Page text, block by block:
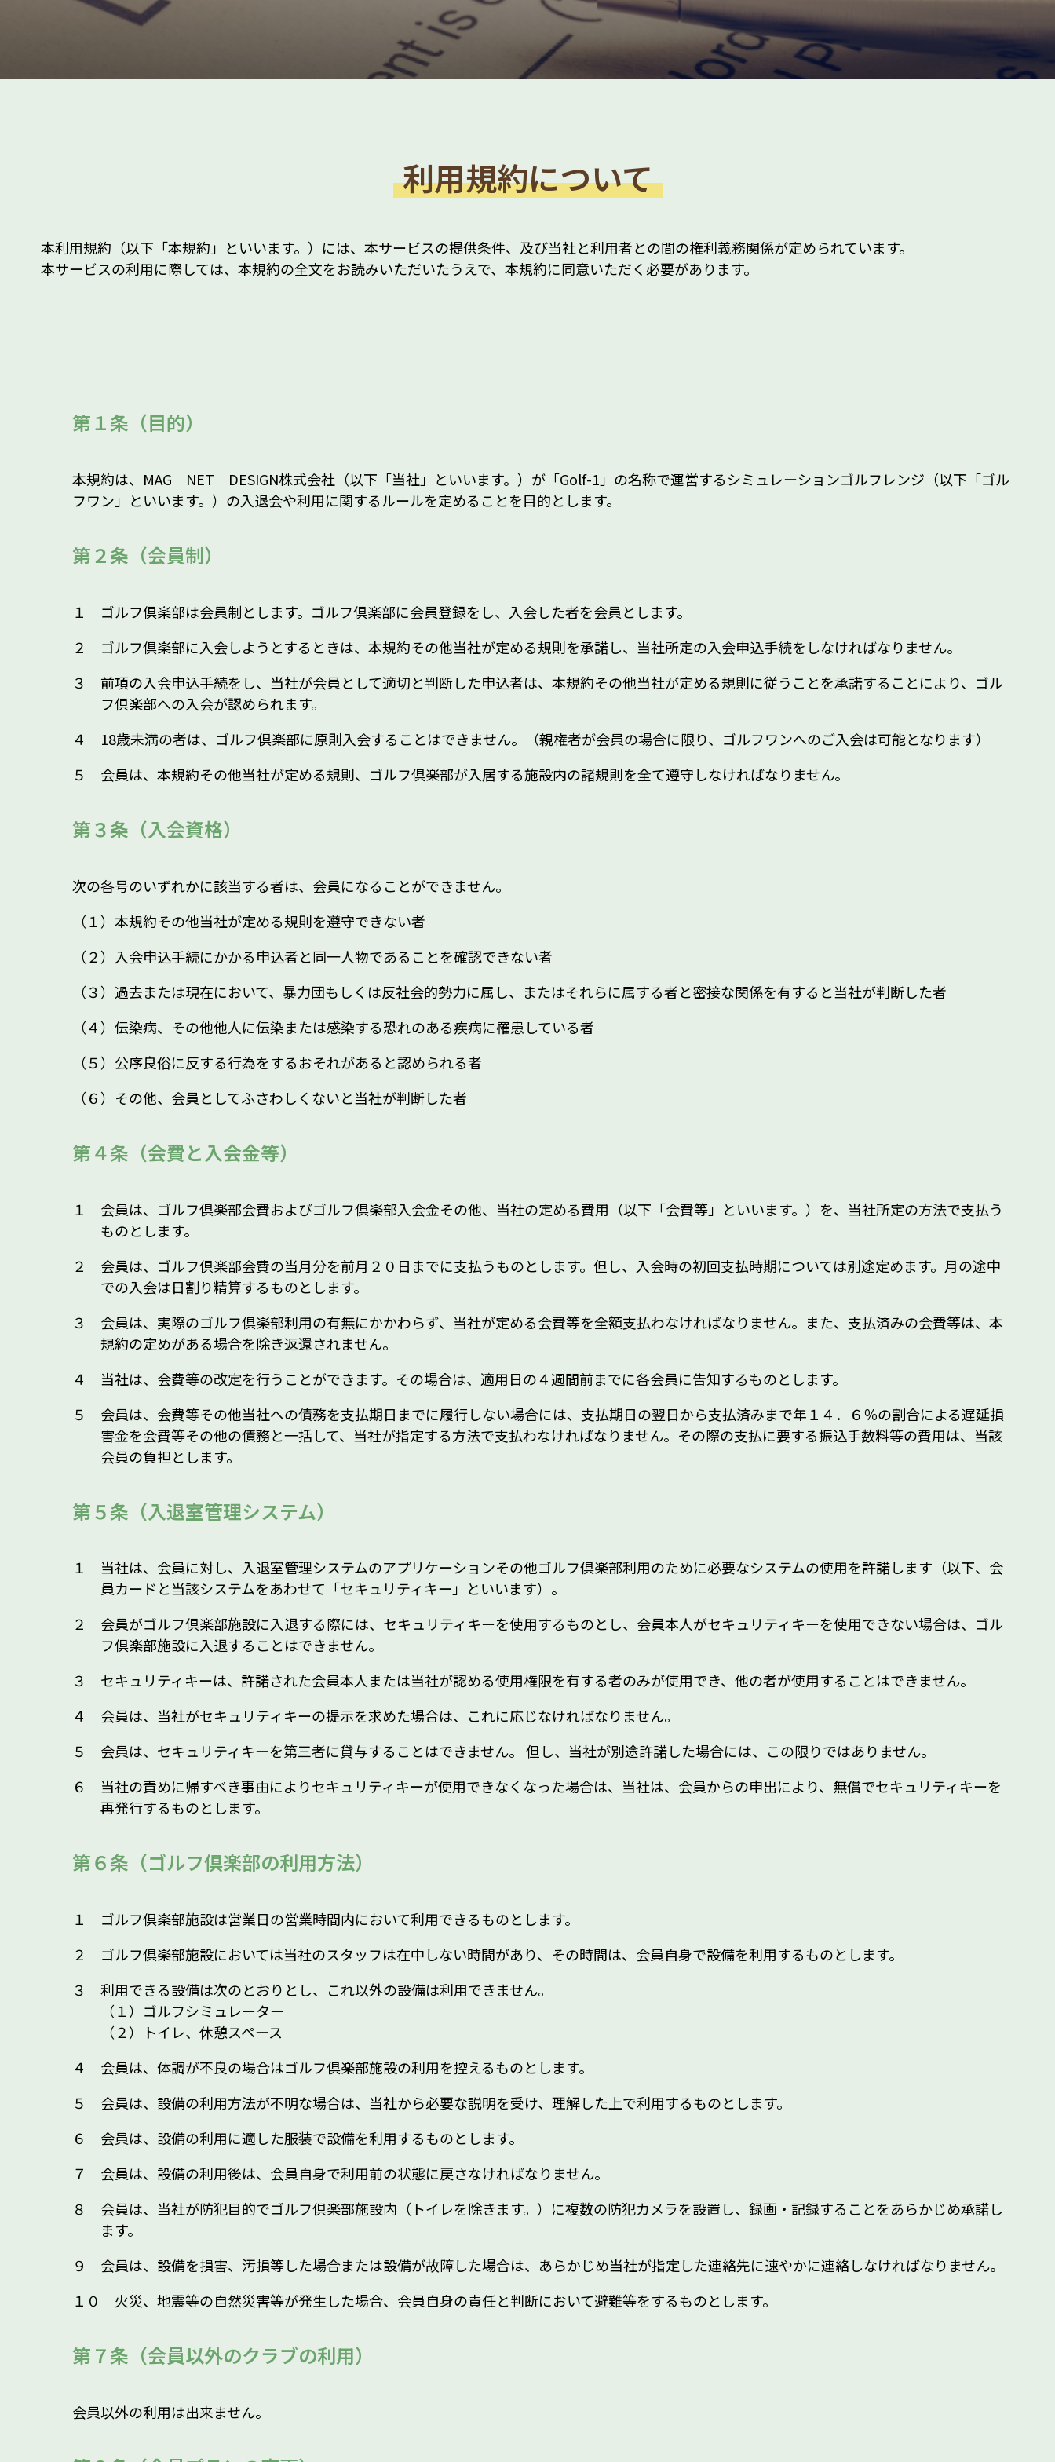
利用規約について
本利用規約（以下「本規約」といいます。）には、本サービスの提供条件、及び当社と利用者との間の権利義務関係が定められています。
本サービスの利用に際しては、本規約の全文をお読みいただいたうえで、本規約に同意いただく必要があります。
第１条（目的）
本規約は、MAG NET DESIGN株式会社（以下「当社」といいます。）が「Golf-1」の名称で運営するシミュレーションゴルフレンジ（以下「ゴル
フワン」といいます。）の入退会や利用に関するルールを定めることを目的とします。
第２条（会員制）
１ ゴルフ倶楽部は会員制とします。ゴルフ倶楽部に会員登録をし、入会した者を会員とします。
２ ゴルフ倶楽部に入会しようとするときは、本規約その他当社が定める規則を承諾し、当社所定の入会申込手続をしなければなりません。
３ 前項の入会申込手続をし、当社が会員として適切と判断した申込者は、本規約その他当社が定める規則に従うことを承諾することにより、ゴル
フ倶楽部への入会が認められます。
４ 18歳未満の者は、ゴルフ倶楽部に原則入会することはできません。（親権者が会員の場合に限り、ゴルフワンへのご入会は可能となります）
５ 会員は、本規約その他当社が定める規則、ゴルフ倶楽部が入居する施設内の諸規則を全て遵守しなければなりません。
第３条（入会資格）
次の各号のいずれかに該当する者は、会員になることができません。
（１）本規約その他当社が定める規則を遵守できない者
（２）入会申込手続にかかる申込者と同一人物であることを確認できない者
（３）過去または現在において、暴力団もしくは反社会的勢力に属し、またはそれらに属する者と密接な関係を有すると当社が判断した者
（４）伝染病、その他他人に伝染または感染する恐れのある疾病に罹患している者
（５）公序良俗に反する行為をするおそれがあると認められる者
（６）その他、会員としてふさわしくないと当社が判断した者
第４条（会費と入会金等）
１ 会員は、ゴルフ倶楽部会費およびゴルフ倶楽部入会金その他、当社の定める費用（以下「会費等」といいます。）を、当社所定の方法で支払う
ものとします。
２ 会員は、ゴルフ倶楽部会費の当月分を前月２０日までに支払うものとします。但し、入会時の初回支払時期については別途定めます。月の途中
での入会は日割り精算するものとします。
３ 会員は、実際のゴルフ倶楽部利用の有無にかかわらず、当社が定める会費等を全額支払わなければなりません。また、支払済みの会費等は、本
規約の定めがある場合を除き返還されません。
４ 当社は、会費等の改定を行うことができます。その場合は、適用日の４週間前までに各会員に告知するものとします。
５ 会員は、会費等その他当社への債務を支払期日までに履行しない場合には、支払期日の翌日から支払済みまで年１４．６％の割合による遅延損
害金を会費等その他の債務と一括して、当社が指定する方法で支払わなければなりません。その際の支払に要する振込手数料等の費用は、当該
会員の負担とします。
第５条（入退室管理システム）
１ 当社は、会員に対し、入退室管理システムのアプリケーションその他ゴルフ倶楽部利用のために必要なシステムの使用を許諾します（以下、会
員カードと当該システムをあわせて「セキュリティキー」といいます）。
２ 会員がゴルフ倶楽部施設に入退する際には、セキュリティキーを使用するものとし、会員本人がセキュリティキーを使用できない場合は、ゴル
フ倶楽部施設に入退することはできません。
３ セキュリティキーは、許諾された会員本人または当社が認める使用権限を有する者のみが使用でき、他の者が使用することはできません。
４ 会員は、当社がセキュリティキーの提示を求めた場合は、これに応じなければなりません。
５ 会員は、セキュリティキーを第三者に貸与することはできません。 但し、当社が別途許諾した場合には、この限りではありません。
６ 当社の責めに帰すべき事由によりセキュリティキーが使用できなくなった場合は、当社は、会員からの申出により、無償でセキュリティキーを
再発行するものとします。
第６条（ゴルフ倶楽部の利用方法）
１ ゴルフ倶楽部施設は営業日の営業時間内において利用できるものとします。
２ ゴルフ倶楽部施設においては当社のスタッフは在中しない時間があり、その時間は、会員自身で設備を利用するものとします。
３ 利用できる設備は次のとおりとし、これ以外の設備は利用できません。
（１）ゴルフシミュレーター
（２）トイレ、休憩スペース
４ 会員は、体調が不良の場合はゴルフ倶楽部施設の利用を控えるものとします。
５ 会員は、設備の利用方法が不明な場合は、当社から必要な説明を受け、理解した上で利用するものとします。
６ 会員は、設備の利用に適した服装で設備を利用するものとします。
７ 会員は、設備の利用後は、会員自身で利用前の状態に戻さなければなりません。
８ 会員は、当社が防犯目的でゴルフ倶楽部施設内（トイレを除きます。）に複数の防犯カメラを設置し、録画・記録することをあらかじめ承諾し
ます。
９ 会員は、設備を損害、汚損等した場合または設備が故障した場合は、あらかじめ当社が指定した連絡先に速やかに連絡しなければなりません。
１０ 火災、地震等の自然災害等が発生した場合、会員自身の責任と判断において避難等をするものとします。
第７条（会員以外のクラブの利用）
会員以外の利用は出来ません。